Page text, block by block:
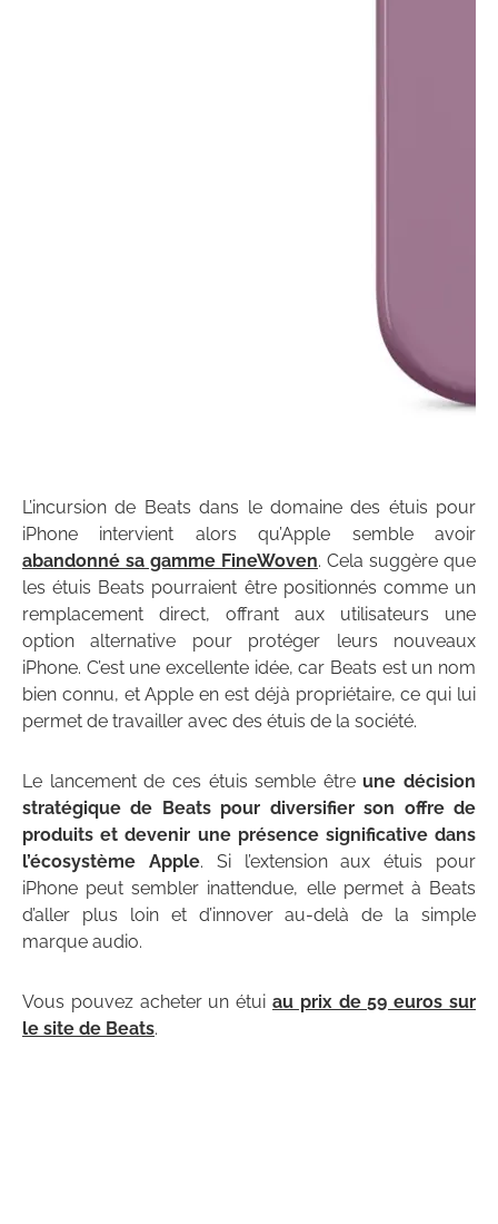
L’incursion de Beats dans le domaine des étuis pour
iPhone intervient alors qu’Apple semble avoir
abandonné sa gamme FineWoven. Cela suggère que
les étuis Beats pourraient être positionnés comme un
remplacement direct, offrant aux utilisateurs une
option alternative pour protéger leurs nouveaux
iPhone. C’est une excellente idée, car Beats est un nom
bien connu, et Apple en est déjà propriétaire, ce qui lui
permet de travailler avec des étuis de la société.
Le lancement de ces étuis semble être une décision
stratégique de Beats pour diversifier son offre de
produits et devenir une présence significative dans
l’écosystème Apple. Si l’extension aux étuis pour
iPhone peut sembler inattendue, elle permet à Beats
d’aller plus loin et d’innover au-delà de la simple
marque audio.
Vous pouvez acheter un étui au prix de 59 euros sur
le site de Beats.